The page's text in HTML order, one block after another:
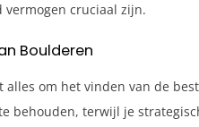
vermogen cruciaal zijn.
Boulderen
om het vinden van de
behouden, terwijl je